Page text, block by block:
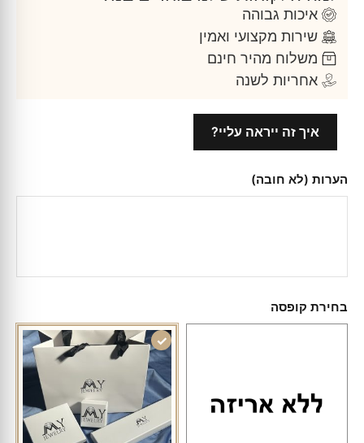
איכות גבוהה
שירות מקצועי ואמין
משלוח מהיר חינם
אחריות לשנה
איך זה ייראה עליי?
הערות (לא חובה)
בחירת קופסה